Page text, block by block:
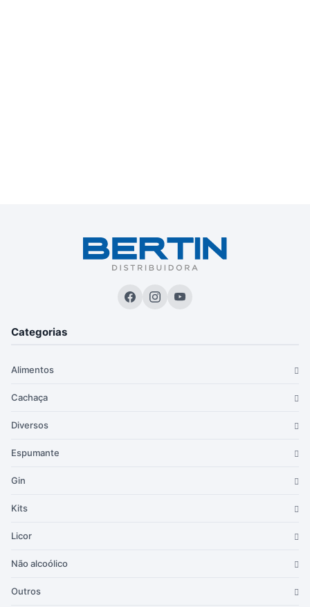
Categorias
Alimentos
Cachaça
Diversos
Espumante
Gin
Kits
Licor
Não alcoólico
Outros